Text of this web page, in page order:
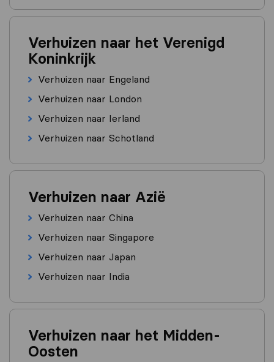
Verhuizen naar het Verenigd
Koninkrijk
Verhuizen naar Engeland
Verhuizen naar London
Verhuizen naar Ierland
Verhuizen naar Schotland
Verhuizen naar Azië
Verhuizen naar China
Verhuizen naar Singapore
Verhuizen naar Japan
Verhuizen naar India
Verhuizen naar het Midden-
Oosten